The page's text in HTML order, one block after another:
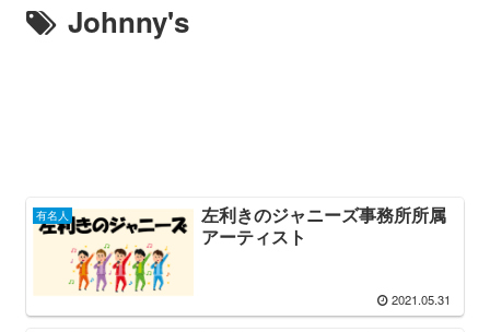
Johnny's
有名人
左利きのジャニーズ事務所所属
アーティスト
2021.05.31